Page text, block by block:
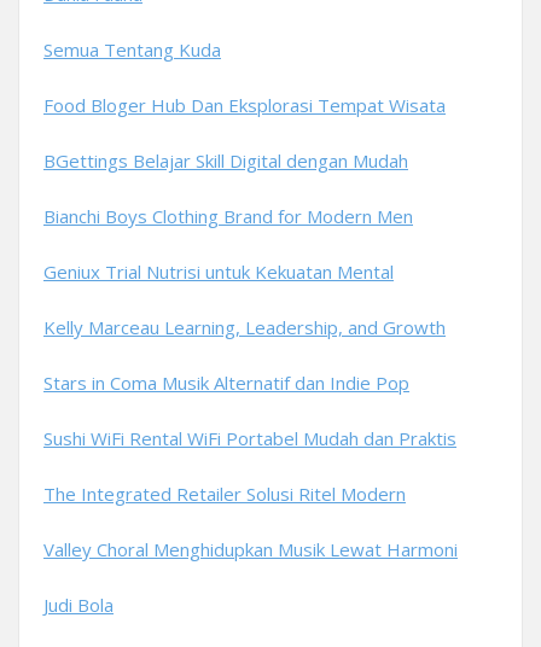
Semua Tentang Kuda
Food Bloger Hub Dan Eksplorasi Tempat Wisata
BGettings Belajar Skill Digital dengan Mudah
Bianchi Boys Clothing Brand for Modern Men
Geniux Trial Nutrisi untuk Kekuatan Mental
Kelly Marceau Learning, Leadership, and Growth
Stars in Coma Musik Alternatif dan Indie Pop
Sushi WiFi Rental WiFi Portabel Mudah dan Praktis
The Integrated Retailer Solusi Ritel Modern
Valley Choral Menghidupkan Musik Lewat Harmoni
Judi Bola